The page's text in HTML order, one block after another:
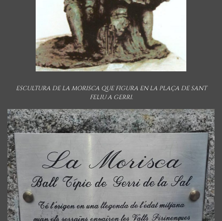
ESCULTURA DE LA MORISCA QUE FIGURA EN LA PLAÇA DE SANT
FELIU A GERRI.